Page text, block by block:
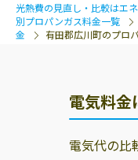
光熱費の見直し・比較はエ
別プロパンガス料金一覧
金
有田郡広川町のプロ
電気料金
電気代の比